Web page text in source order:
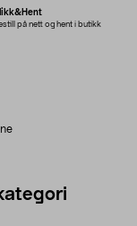
på nett og hent i butikk